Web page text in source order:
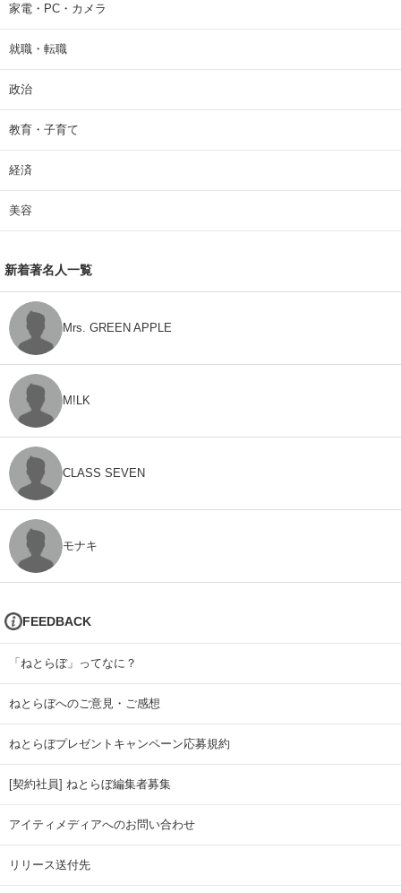
家電・PC・カメラ
就職・転職
政治
教育・子育て
経済
美容
新着著名人一覧
Mrs. GREEN APPLE
M!LK
CLASS SEVEN
モナキ
FEEDBACK
「ねとらぼ」ってなに？
ねとらぼへのご意見・ご感想
ねとらぼプレゼントキャンペーン応募規約
[契約社員] ねとらぼ編集者募集
アイティメディアへのお問い合わせ
リリース送付先